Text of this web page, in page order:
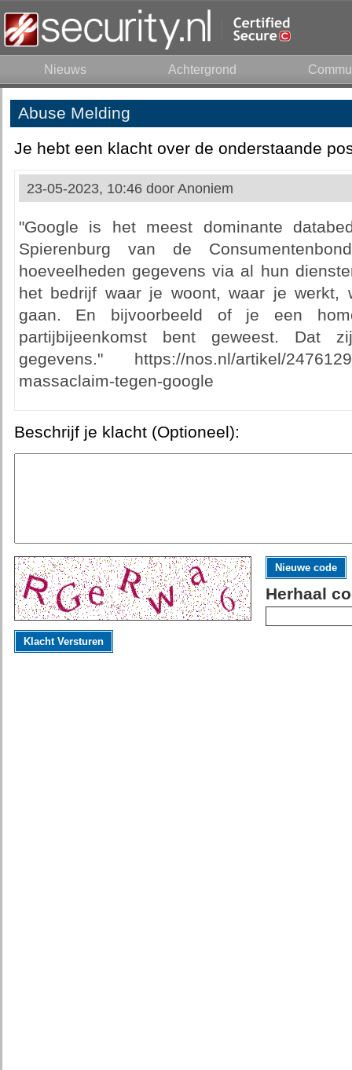
Nieuws Achtergrond
Abuse Melding
Je hebt een klacht over de onderstaande
23-05-2023, 10:46 door Anoniem
"Google is het meest dominante
Spierenburg van de
hoeveelheden gegevens via al hun
het bedrijf waar je woont, waar je werkt,
gaan. En bijvoorbeeld of je een
partijbijeenkomst bent geweest. Dat
gegevens." https://nos.nl/artikel/
massaclaim-tegen-google
Beschrijf je klacht (Optioneel):
Nieuwe code
Herhaal
Klacht Versturen